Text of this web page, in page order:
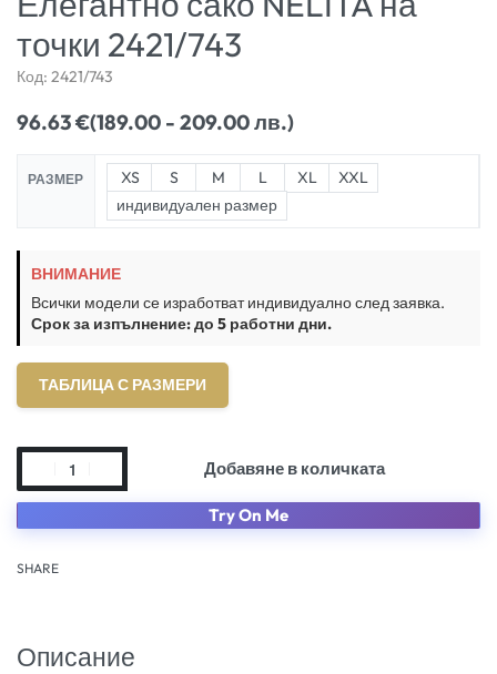
точки 2421/743
Код: 2421/743
96.63€(189.00 - 209.00 лв.)
РАЗМЕР XS S M L XL
XXL
индивидуален размер
ВНИМАНИЕ
Всички модели се изработват индивидуално след заявка.
Срок за изпълнение: до 5 работни дни.
ТАБЛИЦА С РАЗМЕРИ
Добавяне в количката
Try On Me
SHARE
Описание